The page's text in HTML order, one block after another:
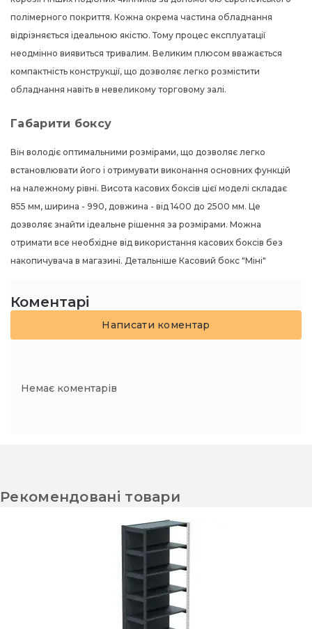
полімерного покриття. Кожна окрема частина обладнання
відрізняється ідеальною якістю. Тому процес експлуатації
неодмінно виявиться тривалим. Великим плюсом вважається
компактність конструкції, що дозволяє легко розмістити
обладнання навіть в невеликому торговому залі.
Габарити боксу
Він володіє оптимальними розмірами, що дозволяє легко
встановлювати його і отримувати виконання основних функцій
на належному рівні. Висота касових боксів цієї моделі складає
855 мм, ширина - 990, довжина - від 1400 до 2500 мм. Це
дозволяє знайти ідеальне рішення за розмірами. Можна
отримати все необхідне від використання касових боксів без
накопичувача в магазині. Детальніше Касовий бокс "Міні"
Коментарі
Написати коментар
Немає коментарів
Рекомендовані товари